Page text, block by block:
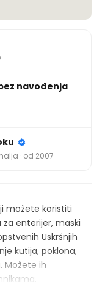
navođenja
· od 2007
možete koristiti
enterijer, maski
Uskršnjih
kutija, poklona,
Možete ih